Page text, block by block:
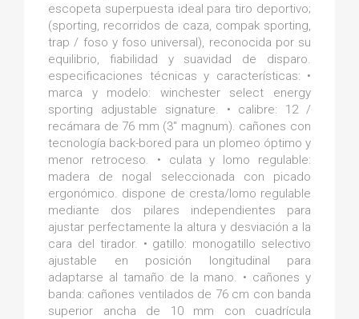
escopeta superpuesta ideal para tiro deportivo;
(sporting, recorridos de caza, compak sporting,
trap / foso y foso universal), reconocida por su
equilibrio, fiabilidad y suavidad de disparo.
especificaciones técnicas y características: •
marca y modelo: winchester select energy
sporting adjustable signature. • calibre: 12 /
recámara de 76 mm (3" magnum). cañones con
tecnología back-bored para un plomeo óptimo y
menor retroceso. • culata y lomo regulable:
madera de nogal seleccionada con picado
ergonómico. dispone de cresta/lomo regulable
mediante dos pilares independientes para
ajustar perfectamente la altura y desviación a la
cara del tirador. • gatillo: monogatillo selectivo
ajustable en posición longitudinal para
adaptarse al tamaño de la mano. • cañones y
banda: cañones ventilados de 76 cm con banda
superior ancha de 10 mm con cuadrícula